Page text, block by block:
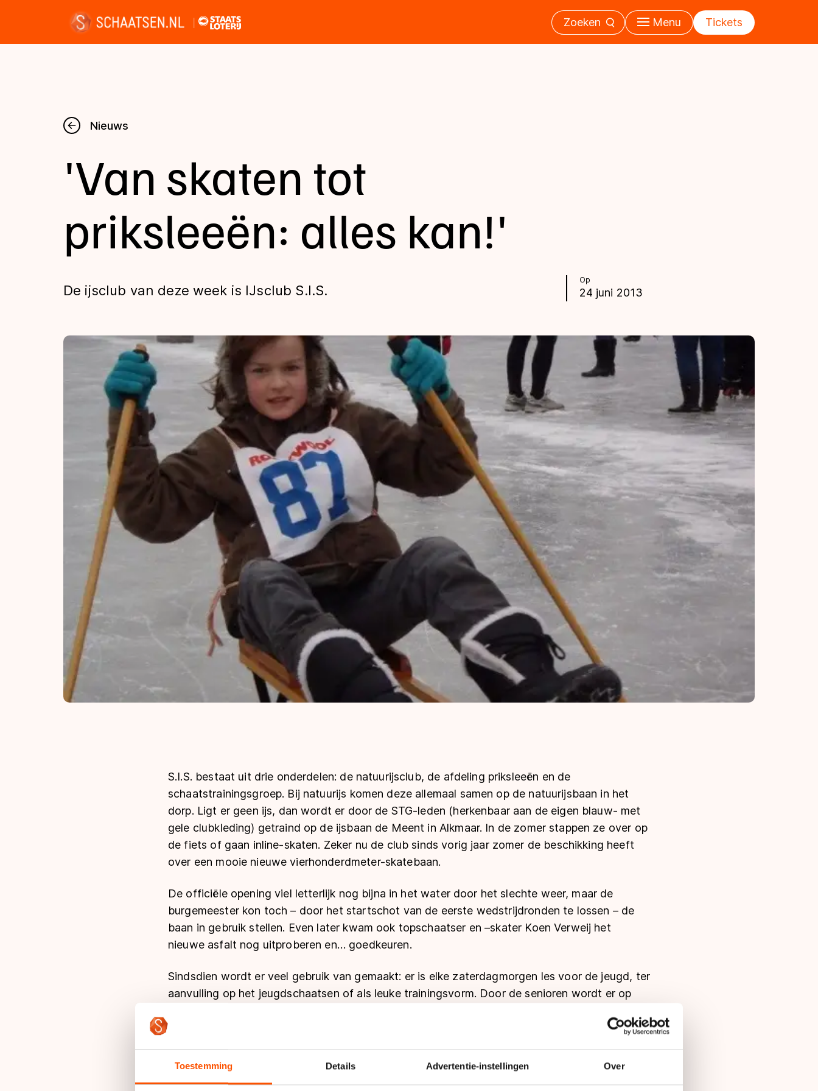
Toestemming Details Advertentie-instellingen Over
Zoeken Menu Tickets
Nieuws
Kalender
Disciplines
Uitslagen
Tijden & historie
De weg op
Schaatsfans
Olympische Spelen
Nieuws
Op
24 juni 2013
'Van skaten tot
priksleeën: alles kan!'
De ijsclub van deze week is IJsclub S.I.S.
S.I.S. bestaat uit drie onderdelen: de natuurijsclub, de afdeling priksleeën en de
schaatstrainingsgroep. Bij natuurijs komen deze allemaal samen op de natuurijsbaan in het
dorp. Ligt er geen ijs, dan wordt er door de STG-leden (herkenbaar aan de eigen blauw- met
gele clubkleding) getraind op de ijsbaan de Meent in Alkmaar. In de zomer stappen ze over op
de fiets of gaan inline-skaten. Zeker nu de club sinds vorig jaar zomer de beschikking heeft
over een mooie nieuwe vierhonderdmeter-skatebaan.
De officiële opening viel letterlijk nog bijna in het water door het slechte weer, maar de
burgemeester kon toch – door het startschot van de eerste wedstrijdronden te lossen – de
baan in gebruik stellen. Even later kwam ook topschaatser en –skater Koen Verweij het
nieuwe asfalt nog uitproberen en… goedkeuren.
Sindsdien wordt er veel gebruik van gemaakt: er is elke zaterdagmorgen les voor de jeugd, ter
aanvulling op het jeugdschaatsen of als leuke trainingsvorm. Door de senioren wordt er op
van andere verenigingen en selecties trainen op de baan, zoals de Selectie Alkmaar en
vrouwen: women on skates! Vanaf oktober stappen de STG leden dan weer over op hun